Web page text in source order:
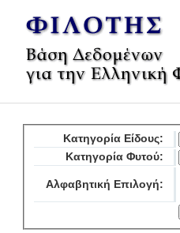
Κατηγορία Είδους:
Κατηγορία Φυτού:
Αλφαβητική Επιλογή: